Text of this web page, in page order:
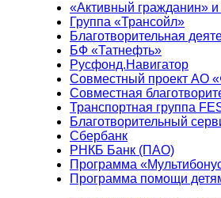
«Активный гражданин»
Группа «Трансойл»
Благотворительная
БФ «Татнефть»
Русфонд.Навигатор
Совместный проект АО
Совместная
Транспортная группа
Благотворительный
Сбербанк
РНКБ Банк (ПАО)
Программа
Программа помощи